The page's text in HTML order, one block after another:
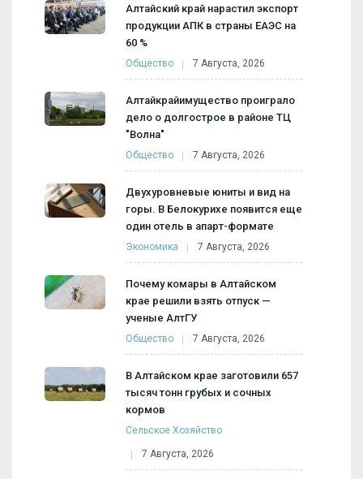
Алтайский край нарастил экспорт
продукции АПК в страны ЕАЭС на
60 %
Общество 7 Августа, 2026
Алтайкрайимущество проиграло
дело о долгострое в районе ТЦ
"Волна"
Общество 7 Августа, 2026
Двухуровневые юниты и вид на
горы. В Белокурихе появится еще
один отель в апарт-формате
Экономика 7 Августа, 2026
Почему комары в Алтайском
крае решили взять отпуск —
ученые АлтГУ
Общество 7 Августа, 2026
В Алтайском крае заготовили 657
тысяч тонн грубых и сочных
кормов
Сельское Хозяйство
7 Августа, 2026